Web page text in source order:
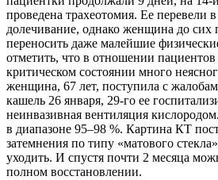
проведена трахеотомия. Ее перевели
долечивание, однако женщина до сих
переносить даже малейшие
отметить, что в отношении
критическом состоянии много
женщина, 67 лет, поступила с
кашель 26 января, 29-го ее
неинвазивная вентиляция
в диапазоне 95–98 %. Картина КТ
затемнения по типу «матового
уходить. И спустя почти 2 месяца
полном восстановлении.